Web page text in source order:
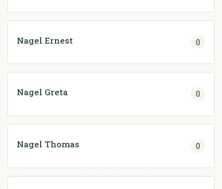
Nagel Ernest 0
Nagel Greta 0
Nagel Thomas 0